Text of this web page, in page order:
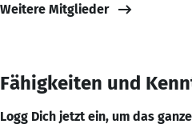
Weitere Mitglieder
Fähigkeiten und
Logg Dich jetzt ein, um das